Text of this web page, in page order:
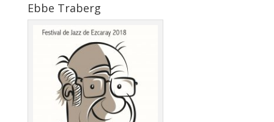
Ebbe Traberg